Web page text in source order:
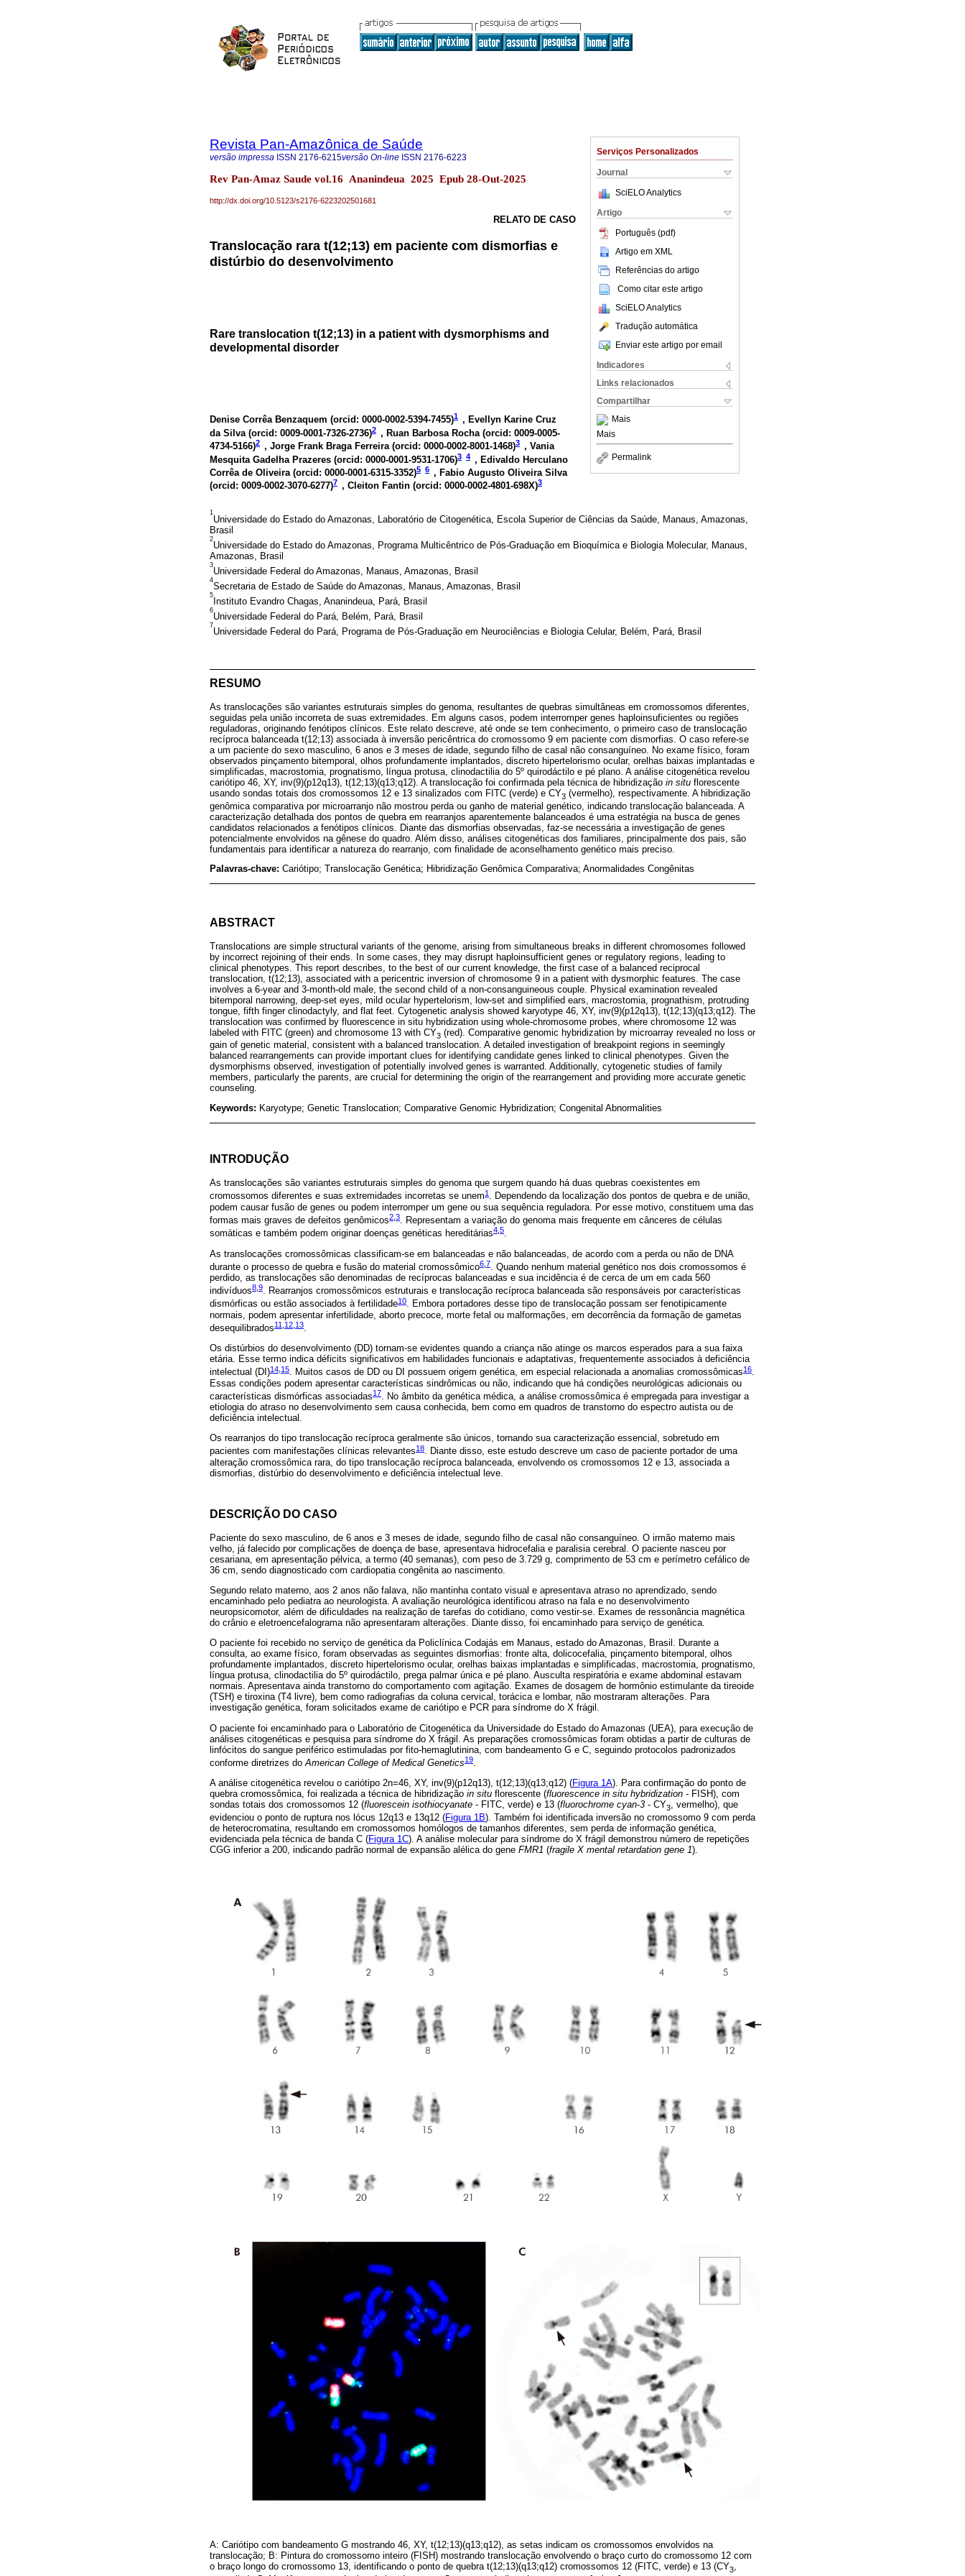
Serviços Personalizados
Journal
SciELO Analytics
Artigo
Português (pdf)
Artigo em XML
Referências do artigo
Como citar este artigo
SciELO Analytics
Tradução automática
Enviar este artigo por email
Indicadores
Links relacionados
Compartilhar
Mais
Mais
Permalink
Revista Pan-Amazônica de Saúde
versão impressa ISSN 2176-6215versão On-line ISSN 2176-6223
Rev Pan-Amaz Saude vol.16 Ananindeua 2025 Epub 28-Out-2025
http://dx.doi.org/10.5123/s2176-6223202501681
RELATO DE CASO
Translocação rara t(12;13) em paciente com dismorfias e
distúrbio do desenvolvimento
Rare translocation t(12;13) in a patient with dysmorphisms and
developmental disorder
Denise Corrêa Benzaquem (orcid: 0000-0002-5394-7455)1 , Evellyn Karine Cruz
da Silva (orcid: 0009-0001-7326-2736)2 , Ruan Barbosa Rocha (orcid: 0009-0005-
4734-5166)2 , Jorge Frank Braga Ferreira (orcid: 0000-0002-8001-1468)3 , Vania
Mesquita Gadelha Prazeres (orcid: 0000-0001-9531-1706)3 4 , Edivaldo Herculano
Corrêa de Oliveira (orcid: 0000-0001-6315-3352)5 6 , Fabio Augusto Oliveira Silva
(orcid: 0009-0002-3070-6277)7 , Cleiton Fantin (orcid: 0000-0002-4801-698X)3
1
Universidade do Estado do Amazonas, Laboratório de Citogenética, Escola Superior de Ciências da Saúde, Manaus, Amazonas,
Brasil
2
Universidade do Estado do Amazonas, Programa Multicêntrico de Pós-Graduação em Bioquímica e Biologia Molecular, Manaus,
Amazonas, Brasil
3
Universidade Federal do Amazonas, Manaus, Amazonas, Brasil
4
Secretaria de Estado de Saúde do Amazonas, Manaus, Amazonas, Brasil
5
Instituto Evandro Chagas, Ananindeua, Pará, Brasil
6
Universidade Federal do Pará, Belém, Pará, Brasil
7
Universidade Federal do Pará, Programa de Pós-Graduação em Neurociências e Biologia Celular, Belém, Pará, Brasil
RESUMO
As translocações são variantes estruturais simples do genoma, resultantes de quebras simultâneas em cromossomos diferentes,
seguidas pela união incorreta de suas extremidades. Em alguns casos, podem interromper genes haploinsuficientes ou regiões
reguladoras, originando fenótipos clínicos. Este relato descreve, até onde se tem conhecimento, o primeiro caso de translocação
recíproca balanceada t(12;13) associada à inversão pericêntrica do cromossomo 9 em paciente com dismorfias. O caso refere-se
a um paciente do sexo masculino, 6 anos e 3 meses de idade, segundo filho de casal não consanguíneo. No exame físico, foram
observados pinçamento bitemporal, olhos profundamente implantados, discreto hipertelorismo ocular, orelhas baixas implantadas e
simplificadas, macrostomia, prognatismo, língua protusa, clinodactilia do 5º quirodáctilo e pé plano. A análise citogenética revelou
cariótipo 46, XY, inv(9)(p12q13), t(12;13)(q13;q12). A translocação foi confirmada pela técnica de hibridização in situ florescente
usando sondas totais dos cromossomos 12 e 13 sinalizados com FITC (verde) e CY3 (vermelho), respectivamente. A hibridização
genômica comparativa por microarranjo não mostrou perda ou ganho de material genético, indicando translocação balanceada. A
caracterização detalhada dos pontos de quebra em rearranjos aparentemente balanceados é uma estratégia na busca de genes
candidatos relacionados a fenótipos clínicos. Diante das dismorfias observadas, faz-se necessária a investigação de genes
potencialmente envolvidos na gênese do quadro. Além disso, análises citogenéticas dos familiares, principalmente dos pais, são
fundamentais para identificar a natureza do rearranjo, com finalidade de aconselhamento genético mais preciso.
Palavras-chave: Cariótipo; Translocação Genética; Hibridização Genômica Comparativa; Anormalidades Congênitas
ABSTRACT
Translocations are simple structural variants of the genome, arising from simultaneous breaks in different chromosomes followed
by incorrect rejoining of their ends. In some cases, they may disrupt haploinsufficient genes or regulatory regions, leading to
clinical phenotypes. This report describes, to the best of our current knowledge, the first case of a balanced reciprocal
translocation, t(12;13), associated with a pericentric inversion of chromosome 9 in a patient with dysmorphic features. The case
involves a 6-year and 3-month-old male, the second child of a non-consanguineous couple. Physical examination revealed
bitemporal narrowing, deep-set eyes, mild ocular hypertelorism, low-set and simplified ears, macrostomia, prognathism, protruding
tongue, fifth finger clinodactyly, and flat feet. Cytogenetic analysis showed karyotype 46, XY, inv(9)(p12q13), t(12;13)(q13;q12). The
translocation was confirmed by fluorescence in situ hybridization using whole-chromosome probes, where chromosome 12 was
labeled with FITC (green) and chromosome 13 with CY3 (red). Comparative genomic hybridization by microarray revealed no loss or
gain of genetic material, consistent with a balanced translocation. A detailed investigation of breakpoint regions in seemingly
balanced rearrangements can provide important clues for identifying candidate genes linked to clinical phenotypes. Given the
dysmorphisms observed, investigation of potentially involved genes is warranted. Additionally, cytogenetic studies of family
members, particularly the parents, are crucial for determining the origin of the rearrangement and providing more accurate genetic
counseling.
Keywords: Karyotype; Genetic Translocation; Comparative Genomic Hybridization; Congenital Abnormalities
INTRODUÇÃO
As translocações são variantes estruturais simples do genoma que surgem quando há duas quebras coexistentes em
cromossomos diferentes e suas extremidades incorretas se unem1 . Dependendo da localização dos pontos de quebra e de união,
podem causar fusão de genes ou podem interromper um gene ou sua sequência reguladora. Por esse motivo, constituem uma das
formas mais graves de defeitos genômicos2 3. Representam a variação do genoma mais frequente em cânceres de células
somáticas e também podem originar doenças genéticas hereditárias4 5.
As translocações cromossômicas classificam-se em balanceadas e não balanceadas, de acordo com a perda ou não de DNA
durante o processo de quebra e fusão do material cromossômico6 7. Quando nenhum material genético nos dois cromossomos é
perdido, as translocações são denominadas de recíprocas balanceadas e sua incidência é de cerca de um em cada 560
indivíduos8 9. Rearranjos cromossômicos estruturais e translocação recíproca balanceada são responsáveis por características
dismórficas ou estão associados à fertilidade10. Embora portadores desse tipo de translocação possam ser fenotipicamente
normais, podem apresentar infertilidade, aborto precoce, morte fetal ou malformações, em decorrência da formação de gametas
desequilibrados11 12 13.
Os distúrbios do desenvolvimento (DD) tornam-se evidentes quando a criança não atinge os marcos esperados para a sua faixa
etária. Esse termo indica déficits significativos em habilidades funcionais e adaptativas, frequentemente associados à deficiência
intelectual (DI)14,15. Muitos casos de DD ou DI possuem origem genética, em especial relacionada a anomalias cromossômicas16.
Essas condições podem apresentar características sindrômicas ou não, indicando que há condições neurológicas adicionais ou
características dismórficas associadas17. No âmbito da genética médica, a análise cromossômica é empregada para investigar a
etiologia do atraso no desenvolvimento sem causa conhecida, bem como em quadros de transtorno do espectro autista ou de
deficiência intelectual.
Os rearranjos do tipo translocação recíproca geralmente são únicos, tornando sua caracterização essencial, sobretudo em
pacientes com manifestações clínicas relevantes18. Diante disso, este estudo descreve um caso de paciente portador de uma
alteração cromossômica rara, do tipo translocação recíproca balanceada, envolvendo os cromossomos 12 e 13, associada a
dismorfias, distúrbio do desenvolvimento e deficiência intelectual leve.
DESCRIÇÃO DO CASO
Paciente do sexo masculino, de 6 anos e 3 meses de idade, segundo filho de casal não consanguíneo. O irmão materno mais
velho, já falecido por complicações de doença de base, apresentava hidrocefalia e paralisia cerebral. O paciente nasceu por
cesariana, em apresentação pélvica, a termo (40 semanas), com peso de 3.729 g, comprimento de 53 cm e perímetro cefálico de
36 cm, sendo diagnosticado com cardiopatia congênita ao nascimento.
Segundo relato materno, aos 2 anos não falava, não mantinha contato visual e apresentava atraso no aprendizado, sendo
encaminhado pelo pediatra ao neurologista. A avaliação neurológica identificou atraso na fala e no desenvolvimento
neuropsicomotor, além de dificuldades na realização de tarefas do cotidiano, como vestir-se. Exames de ressonância magnética
do crânio e eletroencefalograma não apresentaram alterações. Diante disso, foi encaminhado para serviço de genética.
O paciente foi recebido no serviço de genética da Policlínica Codajás em Manaus, estado do Amazonas, Brasil. Durante a
consulta, ao exame físico, foram observadas as seguintes dismorfias: fronte alta, dolicocefalia, pinçamento bitemporal, olhos
profundamente implantados, discreto hipertelorismo ocular, orelhas baixas implantadas e simplificadas, macrostomia, prognatismo,
língua protusa, clinodactilia do 5º quirodáctilo, prega palmar única e pé plano. Ausculta respiratória e exame abdominal estavam
normais. Apresentava ainda transtorno do comportamento com agitação. Exames de dosagem de hormônio estimulante da tireoide
(TSH) e tiroxina (T4 livre), bem como radiografias da coluna cervical, torácica e lombar, não mostraram alterações. Para
investigação genética, foram solicitados exame de cariótipo e PCR para síndrome do X frágil.
O paciente foi encaminhado para o Laboratório de Citogenética da Universidade do Estado do Amazonas (UEA), para execução de
análises citogenéticas e pesquisa para síndrome do X frágil. As preparações cromossômicas foram obtidas a partir de culturas de
linfócitos do sangue periférico estimuladas por fito-hemaglutinina, com bandeamento G e C, seguindo protocolos padronizados
conforme diretrizes doAmerican College of Medical Genetics19.
A análise citogenética revelou o cariótipo 2n=46, XY, inv(9)(p12q13), t(12;13)(q13;q12) (Figura 1A). Para confirmação do ponto de
quebra cromossômica, foi realizada a técnica de hibridização in situ florescente (fluorescence in situ hybridization - FISH), com
sondas totais dos cromossomos 12 (fluorescein isothiocyanate - FITC, verde) e 13 (fluorochrome cyan-3 - CY3, vermelho), que
evidenciou o ponto de ruptura nos lócus 12q13 e 13q12 (Figura 1B). Também foi identificada inversão no cromossomo 9 com perda
de heterocromatina, resultando em cromossomos homólogos de tamanhos diferentes, sem perda de informação genética,
evidenciada pela técnica de banda C (Figura 1C). A análise molecular para síndrome do X frágil demonstrou número de repetições
CGG inferior a 200, indicando padrão normal de expansão alélica do gene FMR1 (fragile X mental retardation gene 1).
A: Cariótipo com bandeamento G mostrando 46, XY, t(12;13)(q13;q12), as setas indicam os cromossomos envolvidos na
translocação; B: Pintura do cromossomo inteiro (FISH) mostrando translocação envolvendo o braço curto do cromossomo 12 com
o braço longo do cromossomo 13, identificando o ponto de quebra t(12;13)(q13;q12) cromossomos 12 (FITC, verde) e 13 (CY3